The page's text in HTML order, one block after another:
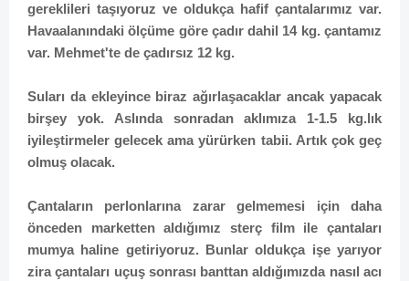
gereklileri taşıyoruz ve oldukça hafif çantalarımız var.
Havaalanındaki ölçüme göre çadır dahil 14 kg. çantamız
var. Mehmet'te de çadırsız 12 kg.
Suları da ekleyince biraz ağırlaşacaklar ancak yapacak
birşey yok. Aslında sonradan aklımıza 1-1.5 kg.lık
iyileştirmeler gelecek ama yürürken tabii. Artık çok geç
olmuş olacak.
Çantaların perlonlarına zarar gelmemesi için daha
önceden marketten aldığımız sterç film ile çantaları
mumya haline getiriyoruz. Bunlar oldukça işe yarıyor
zira çantaları uçuş sonrası banttan aldığımızda nasıl acı